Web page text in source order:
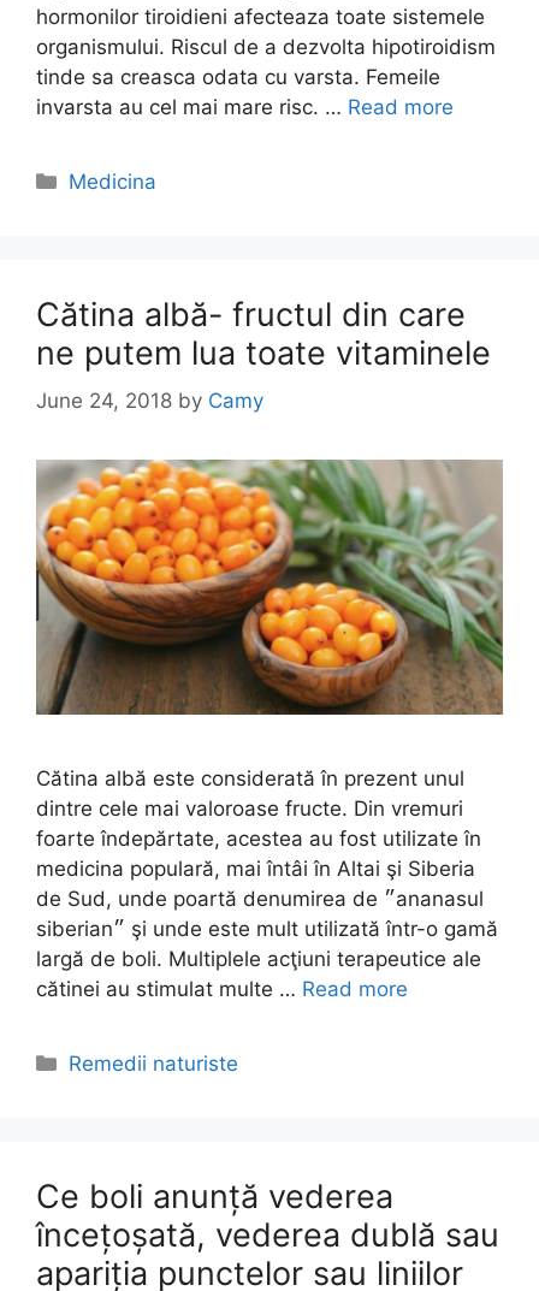
hormonilor tiroidieni afecteaza toate sistemele
organismului. Riscul de a dezvolta hipotiroidism
tinde sa creasca odata cu varsta. Femeile
invarsta au cel mai mare risc. … Read more
Categories
Medicina
Cătina albă- fructul din care
ne putem lua toate vitaminele
June 24, 2018 by Camy
Cătina albă este considerată în prezent unul
dintre cele mai valoroase fructe. Din vremuri
foarte îndepărtate, acestea au fost utilizate în
medicina populară, mai întâi în Altai şi Siberia
de Sud, unde poartă denumirea de ״ananasul
siberian״ şi unde este mult utilizată într-o gamă
largă de boli. Multiplele acţiuni terapeutice ale
cătinei au stimulat multe … Read more
Categories
Remedii naturiste
Ce boli anunță vederea
încețoșată, vederea dublă sau
apariția punctelor sau liniilor